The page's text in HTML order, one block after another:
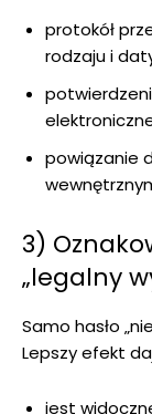
protokół
rodzaju i
powiązanie
3)
„legalny
Samo hasło
Lepszy efekt
jest